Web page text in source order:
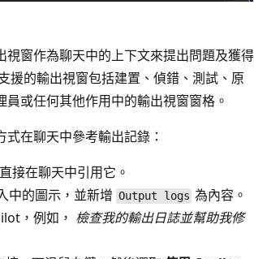
視窗作為聊天中的上下文來提出問題及獲得
援的輸出視窗包括建置、偵錯、測試、原
員或任何其他作用中的輸出視窗窗格。
在聊天中參考輸出記錄：
接在聊天中引用它。
中的圖示，並新增 Output logs 為內容。
，例如， 檢查我的輸出日誌並幫助我修